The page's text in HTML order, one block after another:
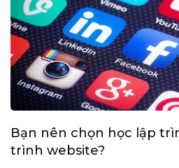
Bạn nên chọn học lập
trình website?